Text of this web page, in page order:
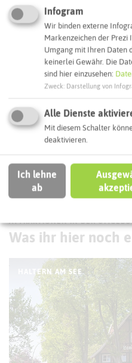
Webseite
Interaktive Karte
ÖPNV-Route finden
Autoroute finden
ATTRAKTIONEN IN DER
Was ihr hier noch
HALTERN AM SEE
Infogram
Wir binden externe
Markenzeichen der Prezi
Umgang mit Ihren Daten
keinerlei Gewähr. Die
sind hier einzusehen:
Zweck Darstellung von
Alle Dienste
Mit diesem Schalter
deaktivieren.
Ich lehne
ab